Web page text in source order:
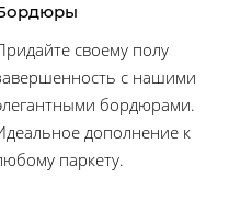
своему полу
с нашими
бордюрами.
дополнение к
паркету.